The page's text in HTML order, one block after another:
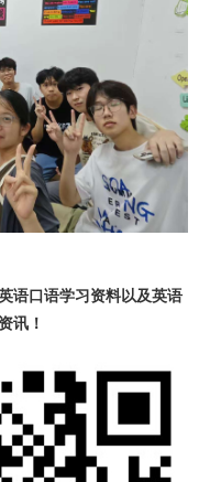
语口语学习资料以及英语
讯！